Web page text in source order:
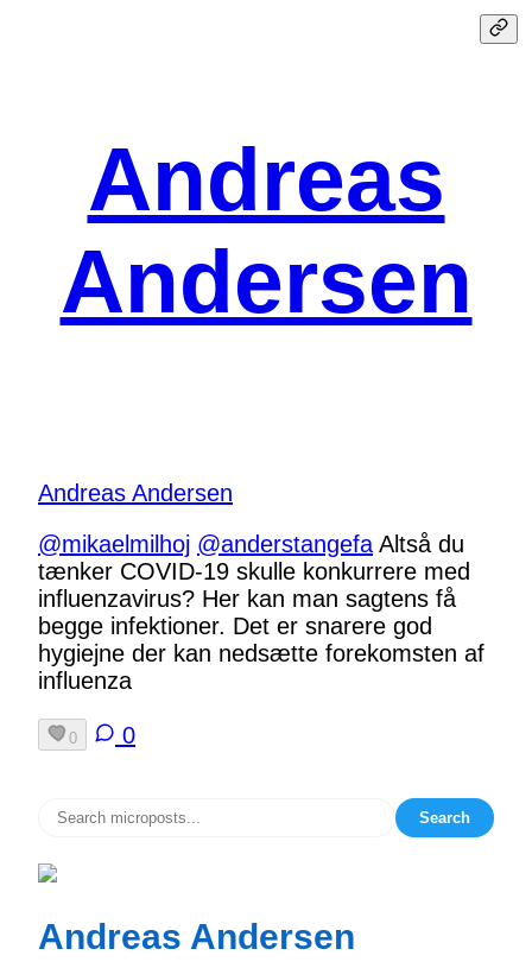
Andreas
Andersen
Andreas Andersen
@mikaelmilhoj @anderstangefa Altså du
tænker COVID-19 skulle konkurrere med
influenzavirus? Her kan man sagtens få
begge infektioner. Det er snarere god
hygiejne der kan nedsætte forekomsten af
influenza
0 0
Search
Andreas Andersen